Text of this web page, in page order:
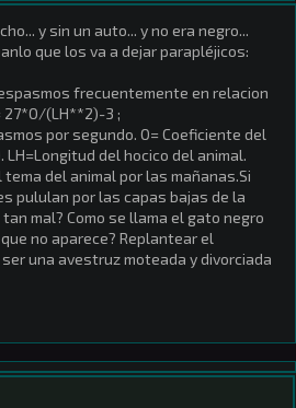
y sin un auto... y no era negro...
que los va a dejar parapléjicos:
frecuentemente en relacion
27*O/(LH**2)-3 ;
por segundo. O= Coeficiente del
LH=Longitud del hocico del animal.
del animal por las mañanas.Si
pululan por las capas bajas de la
mal? Como se llama el gato negro
no aparece? Replantear el
una avestruz moteada y divorciada